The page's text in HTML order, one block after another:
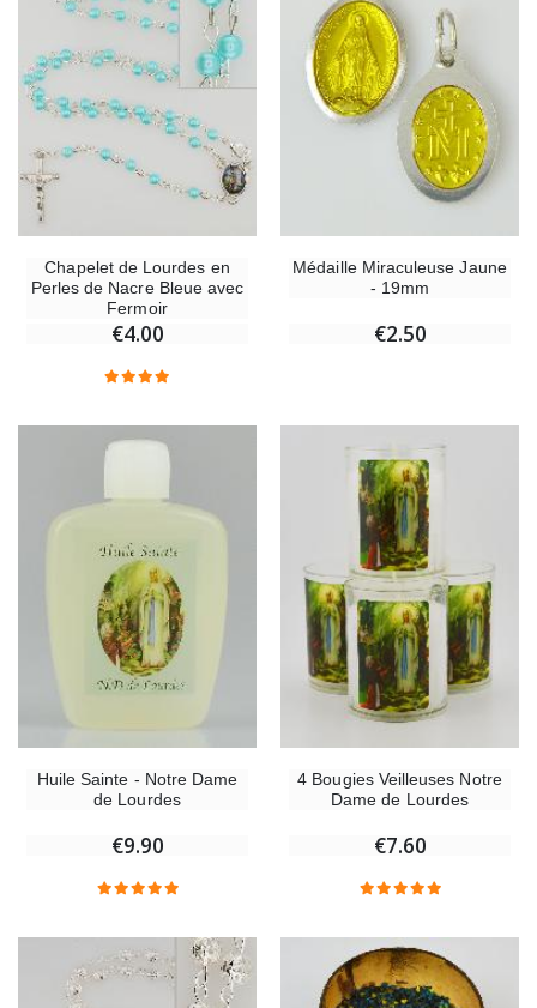
Chapelet de Lourdes en
Perles de Nacre Bleue avec
Fermoir
€4.00
Médaille Miraculeuse Jaune
- 19mm
€2.50
Huile Sainte - Notre Dame
de Lourdes
€9.90
4 Bougies Veilleuses Notre
Dame de Lourdes
€7.60
Croix Enfant en Bois Eglise Papillons et Arc-en-ciel 15 cm
€23.00 €4.90